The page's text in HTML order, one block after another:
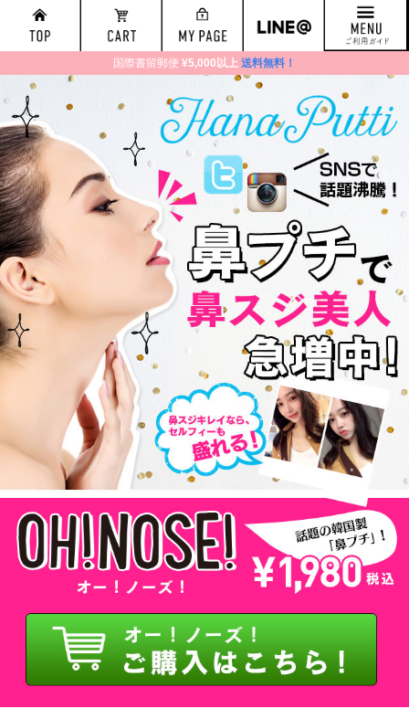
国際書留郵便 ¥5,000以上 送料無料！